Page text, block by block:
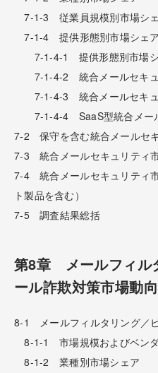
7-1-3 従業員規模別市場シ
7-1-4 提供形態別市場シェア
7-1-4-1 提供形態別市場シ
7-1-4-2 統合メールセキュ
7-1-4-3 統合メールセキュ
7-1-4-4 SaaS型統合メー
7-2 保守を含む統合メールセ
7-3 統合メールセキュリティ
7-4 統合メールセキュリティ
ト製品を含む）
7-5 調査結果総括
第8章 メールフィル
ール詐欺対策市場動向
8-1 メールフィルタリング／
8-1-1 市場規模およびベン
8-1-2 業種別市場シェア